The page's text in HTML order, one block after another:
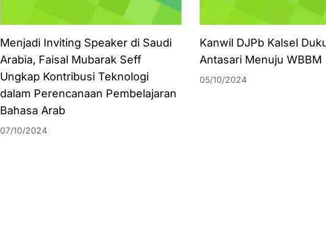
Menjadi Inviting Speaker di Saudi
Arabia, Faisal Mubarak Seff
Ungkap Kontribusi Teknologi
dalam Perencanaan Pembelajaran
Bahasa Arab
07/10/2024
Kanwil DJPb Kalsel
Antasari Menuju WBBM
05/10/2024